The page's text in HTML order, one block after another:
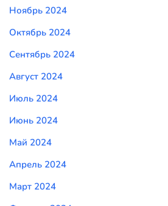
Ноябрь 2024
Октябрь 2024
Сентябрь 2024
Август 2024
Июль 2024
Июнь 2024
Май 2024
Апрель 2024
Март 2024